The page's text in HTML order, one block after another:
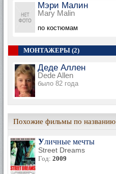
Мэри Малин
Mary Malin
по костюмам
МОНТАЖЕРЫ (2)
Деде Аллен
Dede Allen
было 82 года
Похожие фильмы по названию
Уличные мечты
Street Dreams
Год: 2009